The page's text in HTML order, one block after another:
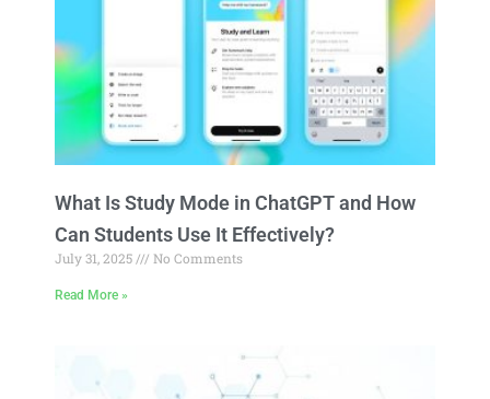
What Is Study Mode in ChatGPT and How
Can Students Use It Effectively?
July 31, 2025 No Comments
Read More »